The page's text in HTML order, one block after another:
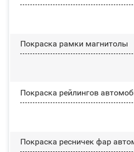
Покраска рамки магнитолы
Покраска рейлингов
Покраска ресничек фар